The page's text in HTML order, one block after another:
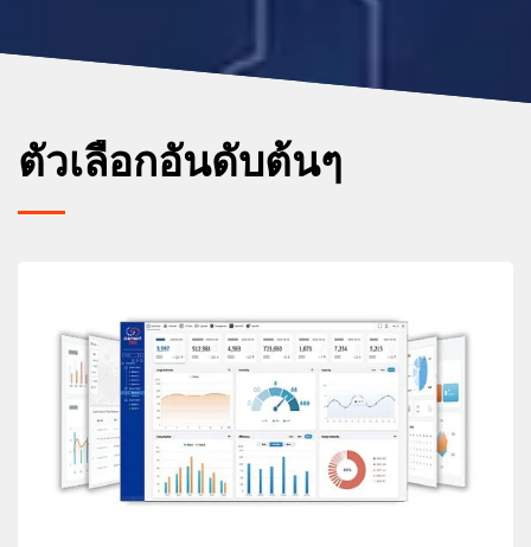
ตัวเลือกอันดับต้นๆ